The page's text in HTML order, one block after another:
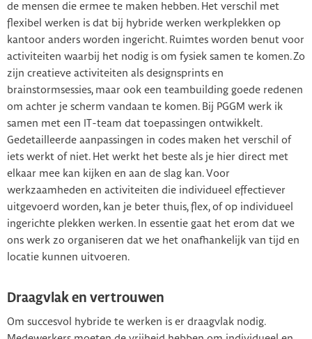
de mensen die ermee te maken hebben. Het verschil met
flexibel werken is dat bij hybride werken werkplekken op
kantoor anders worden ingericht. Ruimtes worden benut voor
activiteiten waarbij het nodig is om fysiek samen te komen. Zo
zijn creatieve activiteiten als designsprints en
brainstormsessies, maar ook een teambuilding goede redenen
om achter je scherm vandaan te komen. Bij PGGM werk ik
samen met een IT-team dat toepassingen ontwikkelt.
Gedetailleerde aanpassingen in codes maken het verschil of
iets werkt of niet. Het werkt het beste als je hier direct met
elkaar mee kan kijken en aan de slag kan. Voor
werkzaamheden en activiteiten die individueel effectiever
uitgevoerd worden, kan je beter thuis, flex, of op individueel
ingerichte plekken werken. In essentie gaat het erom dat we
ons werk zo organiseren dat we het onafhankelijk van tijd en
locatie kunnen uitvoeren.
Draagvlak en vertrouwen
Om succesvol hybride te werken is er draagvlak nodig.